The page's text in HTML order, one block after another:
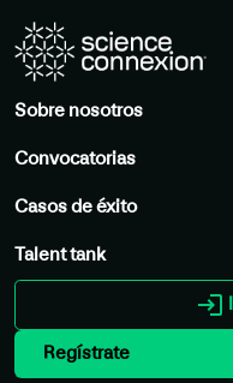
Sobre nosotros
Convocatorias
Casos de éxito
Talent tank
login
Regístrate